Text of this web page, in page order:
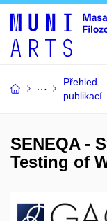
Přehled
publikací
SENEQA -
Testing of